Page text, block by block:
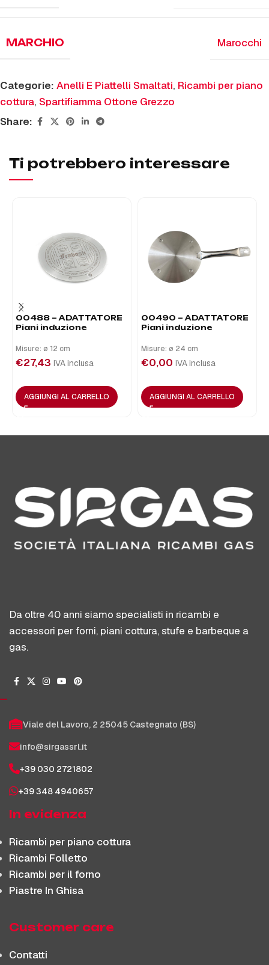
MARCHIO Marocchi
Categorie: Anelli E Piattelli Smaltati, Ricambi per piano
cottura, Spartifiamma Ottone Grezzo
Share:
Ti potrebbero interessare
00488 – ADATTATORE
Piani induzione
Misure: ø 12 cm
€27,43 IVA inclusa
AGGIUNGI AL CARRELLO
00490 – ADATTATORE
Piani induzione
Misure: ø 24 cm
€0,00 IVA inclusa
AGGIUNGI AL CARRELLO
Da oltre 40 anni siamo specialisti in ricambi e
accessori per forni, piani cottura, stufe e barbeque a
gas.
Viale del Lavoro, 2 25045 Castegnato (BS)
info@sirgassrl.it
+39 030 2721802
+39 348 4940657
In evidenza
Ricambi per piano cottura
Ricambi Folletto
Ricambi per il forno
Piastre In Ghisa
Customer care
Contatti